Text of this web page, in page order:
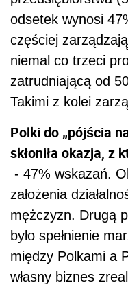
odsetek wynosi
częściej
niemal co trzeci
zatrudniającą od
Takimi z kolei
Polki do „pójścia
skłoniła okazja, z
- 47% wskazań.
założenia
mężczyzn. Drugą
było spełnienie
między Polkami a
własny biznes